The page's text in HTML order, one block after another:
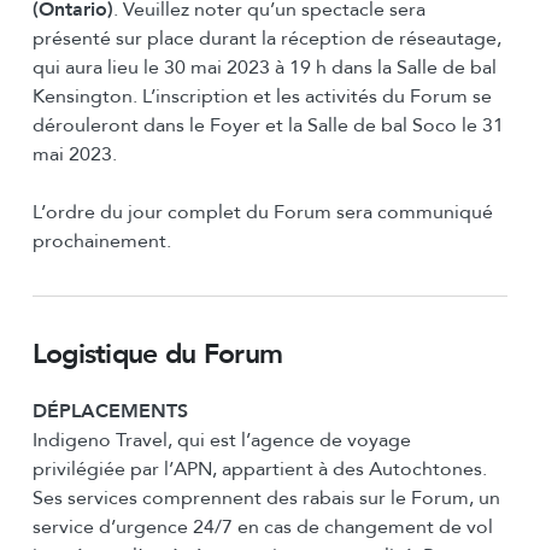
(Ontario). Veuillez noter qu’un spectacle sera
présenté sur place durant la réception de réseautage,
qui aura lieu le 30 mai 2023 à 19 h dans la Salle de bal
Kensington. L’inscription et les activités du Forum se
dérouleront dans le Foyer et la Salle de bal Soco le 31
mai 2023.
L’ordre du jour complet du Forum sera communiqué
prochainement.
Logistique du Forum
DÉPLACEMENTS
Indigeno Travel, qui est l’agence de voyage
privilégiée par l’APN, appartient à des Autochtones.
Ses services comprennent des rabais sur le Forum, un
service d’urgence 24/7 en cas de changement de vol